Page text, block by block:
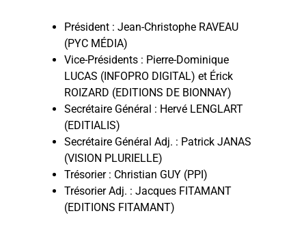
Président : Jean-Christophe RAVEAU
(PYC MÉDIA)
Vice-Présidents : Pierre-Dominique
LUCAS (INFOPRO DIGITAL) et Érick
ROIZARD (EDITIONS DE BIONNAY)
Secrétaire Général : Hervé LENGLART
(EDITIALIS)
Secrétaire Général Adj. : Patrick JANAS
(VISION PLURIELLE)
Trésorier : Christian GUY (PPI)
Trésorier Adj. : Jacques FITAMANT
(EDITIONS FITAMANT)